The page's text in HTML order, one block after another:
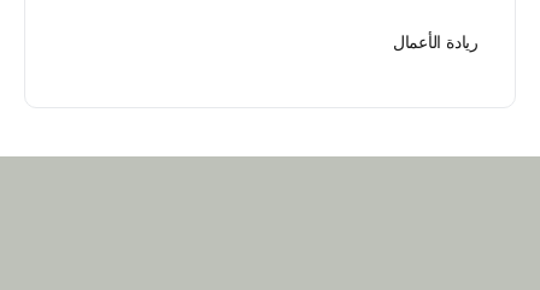
ريادة الأعمال